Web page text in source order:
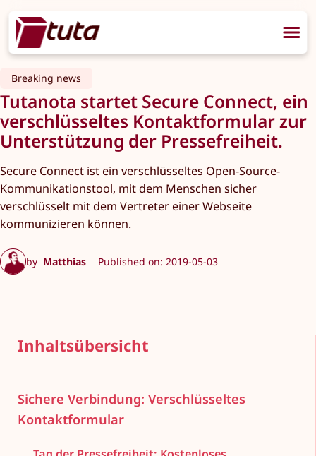
Breaking news
Tutanota startet Secure Connect, ein
verschlüsseltes Kontaktformular zur
Unterstützung der Pressefreiheit.
Secure Connect ist ein verschlüsseltes Open-Source-
Kommunikationstool, mit dem Menschen sicher
verschlüsselt mit dem Vertreter einer Webseite
kommunizieren können.
by Matthias Published on: 2019-05-03
Inhaltsübersicht
Sichere Verbindung: Verschlüsseltes
Kontaktformular